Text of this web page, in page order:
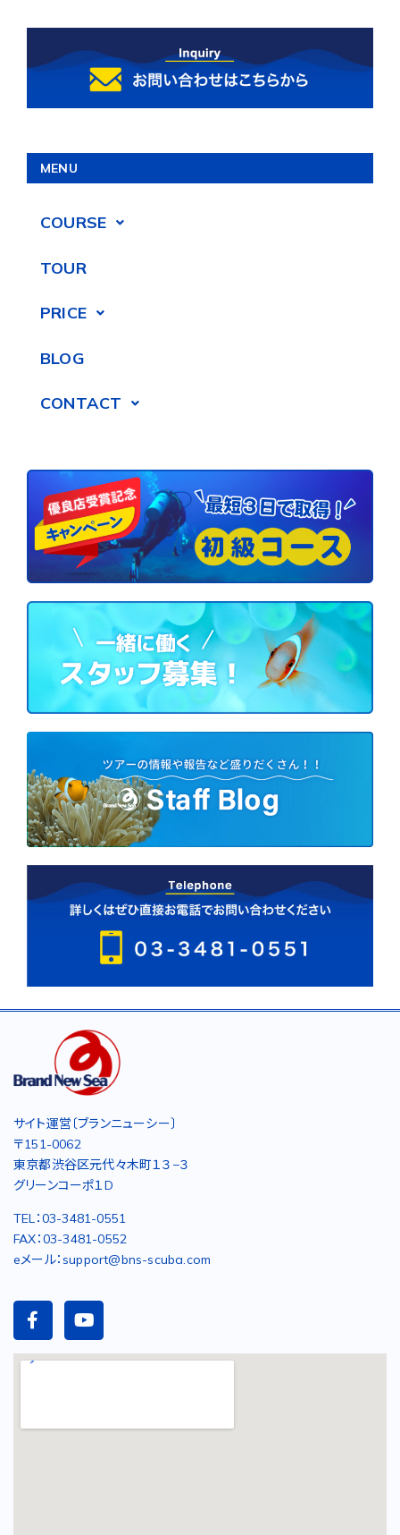
MENU
COURSE
TOUR
PRICE
BLOG
CONTACT
サイト運営〔ブランニューシー〕
〒151-0062
東京都渋谷区元代々木町１３−３
グリーンコーポ１D
TEL：03-3481-0551
FAX：03-3481-0552
eメール：support@bns-scuba.com